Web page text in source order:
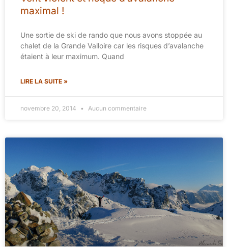
maximal !
Une sortie de ski de rando que nous avons stoppée au
chalet de la Grande Valloire car les risques d’avalanche
étaient à leur maximum. Quand
LIRE LA SUITE »
novembre 20, 2014 Aucun commentaire